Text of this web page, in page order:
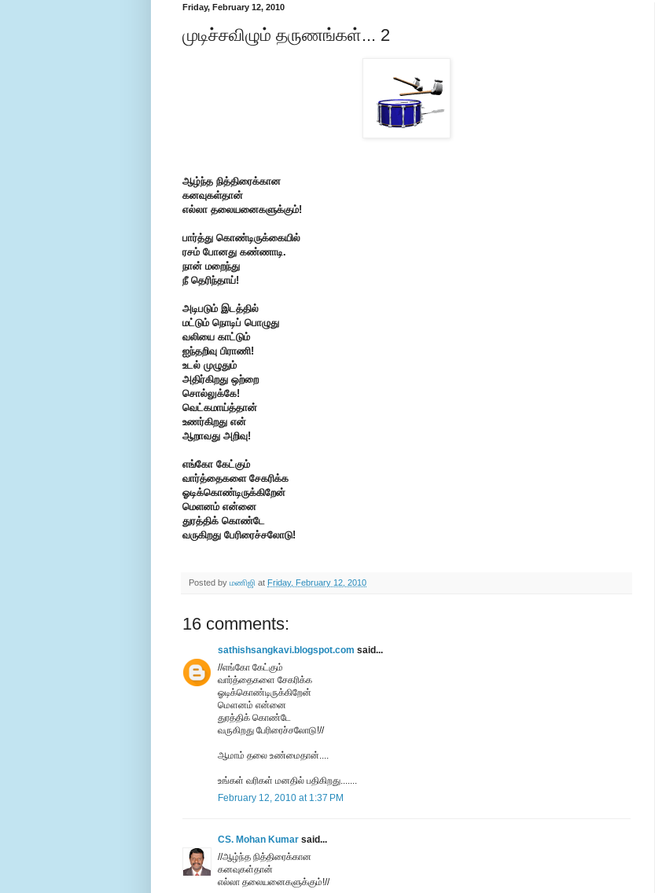
Friday, February 12, 2010
முடிச்சவிழும் தருணங்கள்... 2
ஆழ்ந்த நித்திரைக்கான
கனவுகள்தான்
எல்லா தலையனைகளுக்கும்!
பார்த்து கொண்டிருக்கையில்
ரசம் போனது கண்ணாடி.
நான் மறைந்து
நீ தெரிந்தாய்!
அடிபடும் இடத்தில்
மட்டும் நொடிப் பொழுது
வலியை காட்டும்
ஐந்தறிவு பிராணி!
உடல் முழுதும்
அதிர்கிறது ஒற்றை
சொல்லுக்கே!
வெட்கமாய்த்தான்
உணர்கிறது என்
ஆறாவது அறிவு!
எங்கோ கேட்கும்
வார்த்தைகளை சேகரிக்க
ஓடிக்கொண்டிருக்கிறேன்
மெளனம் என்னை
துரத்திக் கொண்டே
வருகிறது பேரிரைச்சலோடு!
Posted by மணிஜி at Friday, February 12, 2010
16 comments:
sathishsangkavi.blogspot.com said...
//எங்கோ கேட்கும்
வார்த்தைகளை சேகரிக்க
ஓடிக்கொண்டிருக்கிறேன்
மெளனம் என்னை
துரத்திக் கொண்டே
வருகிறது பேரிரைச்சலோடு!//
ஆமாம் தலை உண்மைதான்....
உங்கள் வரிகள் மனதில் பதிகிறது.......
February 12, 2010 at 1:37 PM
CS. Mohan Kumar said...
//ஆழ்ந்த நித்திரைக்கான
கனவுகள்தான்
எல்லா தலையனைகளுக்கும்!//